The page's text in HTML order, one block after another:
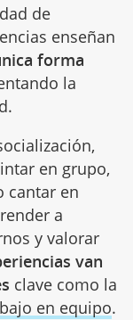
de
enseñan
forma
la
en grupo,
cantar en
a
y valorar
van
clave como la
en equipo.